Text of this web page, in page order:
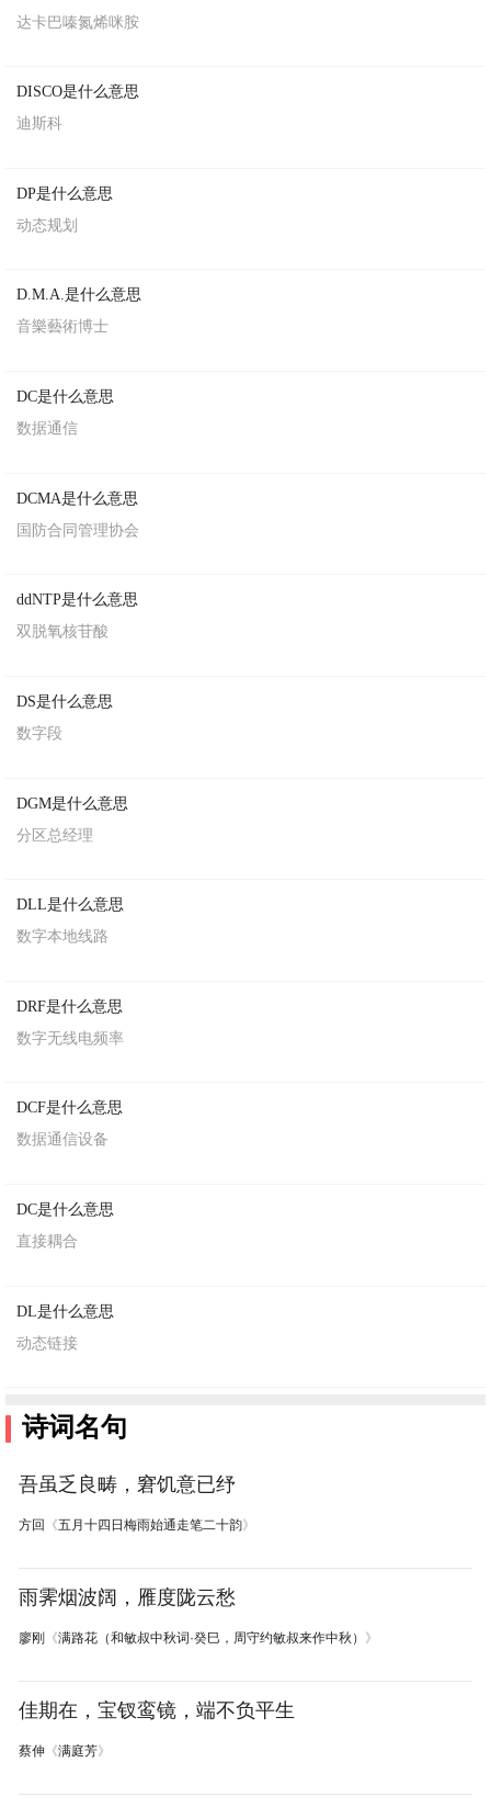
达卡巴嗪氮烯咪胺
DISCO是什么意思
迪斯科
DP是什么意思
动态规划
D.M.A.是什么意思
音樂藝術博士
DC是什么意思
数据通信
DCMA是什么意思
国防合同管理协会
ddNTP是什么意思
双脱氧核苷酸
DS是什么意思
数字段
DGM是什么意思
分区总经理
DLL是什么意思
数字本地线路
DRF是什么意思
数字无线电频率
DCF是什么意思
数据通信设备
DC是什么意思
直接耦合
DL是什么意思
动态链接
诗词名句
吾虽乏良畴，窘饥意已纾
方回 《五月十四日梅雨始通走笔二十韵》
雨霁烟波阔，雁度陇云愁
廖刚 《满路花（和敏叔中秋词·癸巳，周守约敏叔来作中秋） 》
佳期在，宝钗鸾镜，端不负平生
蔡伸《满庭芳》